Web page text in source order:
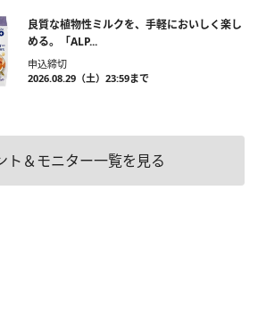
良質な植物性ミルクを、手軽においしく楽し
める。「ALP...
申込締切
2026.08.29（土）23:59まで
ト＆モニター一覧を見る